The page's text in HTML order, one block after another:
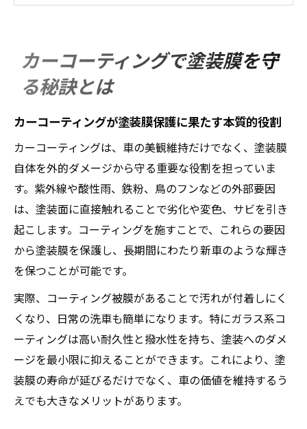
説
塗装劣化リスクとカーコーティングの関係
塗装剥がれ回避に欠かせないコーティング手法
塗装剥がれを防止するカーコーティングの
選び方
車の塗装保護に最適なコーティング施工法
とは
剥がれやすい塗膜を守るメンテナンスのポ
イント
較
傷防止目的のカーコーティング活用事例
塗膜保護ならカーコーティングの真価発揮
車の塗膜保護にカーコーティングが有効な
理由
カーコーティングで塗装膜を守
る秘訣とは
カーコーティングが塗装膜保護に果たす本質的役割
カーコーティングは、車の美観維持だけでなく、塗装膜
自体を外的ダメージから守る重要な役割を担っていま
す。紫外線や酸性雨、鉄粉、鳥のフンなどの外部要因
は、塗装面に直接触れることで劣化や変色、サビを引き
起こします。コーティングを施すことで、これらの要因
から塗装膜を保護し、長期間にわたり新車のような輝き
を保つことが可能です。
実際、コーティング被膜があることで汚れが付着しにく
くなり、日常の洗車も簡単になります。特にガラス系コ
ーティングは高い耐久性と撥水性を持ち、塗装へのダメ
ージを最小限に抑えることができます。これにより、塗
装膜の寿命が延びるだけでなく、車の価値を維持するう
えでも大きなメリットがあります。